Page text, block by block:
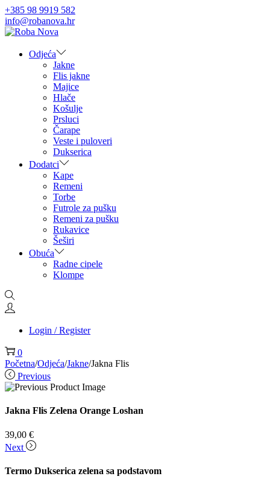
+385 98 9919 582
info@robanova.hr
Skip
navigation
Skip
contentOdjeća
Jakne
Flis jakne
Majice
Hlače
Košulje
Prsluci
Čarape
Veste i puloveri
Dukserica
Dodatci
Kape
Remeni
Torbe
Futrole za pušku
Remeni za pušku
Rukavice
Šeširi
Obuća
Radne cipele
Klompe
Login / Register
0
Početna/Odjeća/Jakne/Jakna Flis
Previous
Jakna Flis Zelena Orange Loshan
39,00 €
Next
Termo Dukserica zelena sa podstavom